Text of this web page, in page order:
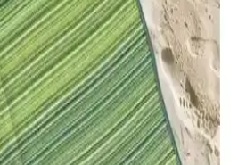
Halı Savana 8805
Açık Alan Kullanımı İçin En
Savana 8805, hafif ve dayanıklı, çok
ikisi de kolay taşınabilir ve temizliği
tercihini belirliyor.